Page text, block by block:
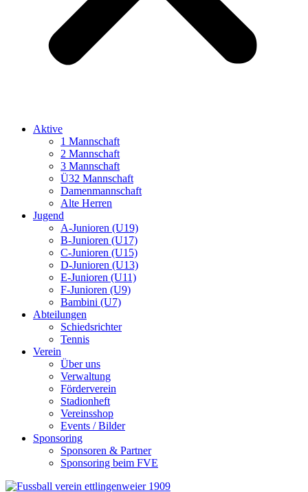
Aktive
1 Mannschaft
2 Mannschaft
3 Mannschaft
Ü32 Mannschaft
Damenmannschaft
Alte Herren
Jugend
A-Junioren (U19)
B-Junioren (U17)
C-Junioren (U15)
D-Junioren (U13)
E-Junioren (U11)
F-Junioren (U9)
Bambini (U7)
Abteilungen
Schiedsrichter
Tennis
Verein
Über uns
Verwaltung
Förderverein
Stadionheft
Vereinsshop
Events / Bilder
Sponsoring
Sponsoren & Partner
Sponsoring beim FVE